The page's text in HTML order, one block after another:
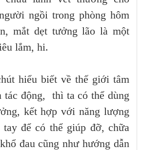
ngồi trong phòng hôm
mắt dẹt tưởng lão là một
lắm, hi.
hiểu biết về thế giới tâm
động, thì ta có thể dùng
kết hợp với năng lượng
để có thể giúp đỡ, chữa
đau cũng như hướng dẫn